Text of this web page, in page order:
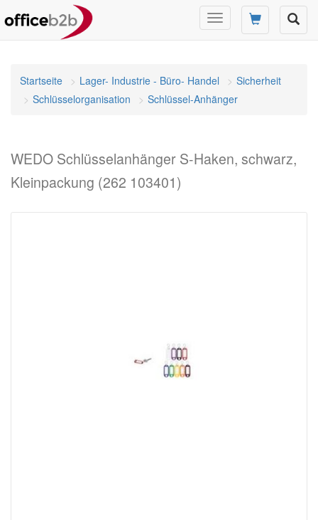
Navigation
umschalten
Startseite Lager- Industrie - Büro- Handel
Sicherheit
Schlüsselorganisation
Schlüssel-Anhänger
WEDO Schlüsselanhänger S-Haken, schwarz,
Kleinpackung (262 103401)